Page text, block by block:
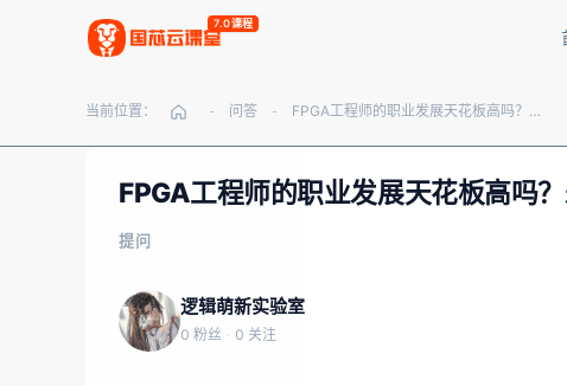
7.0课程
当前位置： - 问答 - FPGA工程师的职业发展天花板高吗？未来是转向架构师还是管理？
FPGA工程师的职业发展天花板高吗
提问
逻辑萌新实验室
0 粉丝 · 0 关注